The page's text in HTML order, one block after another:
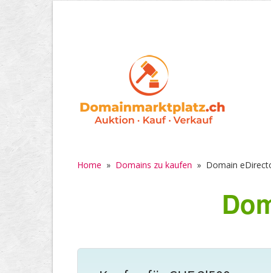
Home » Domains zu kaufen » Domain